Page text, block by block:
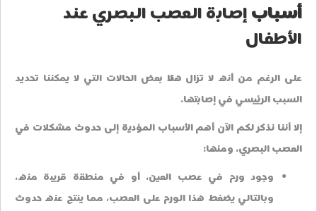
أسبابإصابة العصب البصري عند
الأطفال
على الرغم من أنه لا تزال هناك بعض الحالات التي لا يمكننا تحديد
السبب الرئيسي في إصابتها.
إلا أننا نذكر لكم الآن أهم الأسباب المؤدية إلى حدوث مشكلات في
العصب البصري، ومنها:
وجود ورم في عصب العين، أو في منطقة قريبة منه،
وبالتالي يضغط هذا الورم على العصب، مما ينتج عنه حدوث